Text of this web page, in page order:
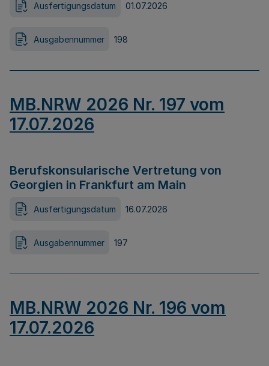
Ausfertigungsdatum 01.07.2026
Ausgabennummer 198
MB.NRW 2026 Nr. 197 vom
17.07.2026
Berufskonsularische Vertretung von
Georgien in Frankfurt am Main
Ausfertigungsdatum 16.07.2026
Ausgabennummer 197
MB.NRW 2026 Nr. 196 vom
17.07.2026